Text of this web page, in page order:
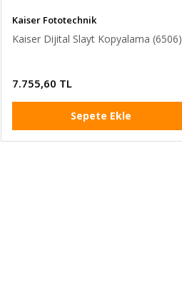
Kaiser Fototechnik
Kaiser Dijital Slayt Kopyalama (6506)
7.755,60 TL
Sepete Ekle